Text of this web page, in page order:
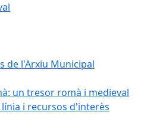
de l'Arxiu Municipal
un tresor romà i medieval
i recursos d'interès